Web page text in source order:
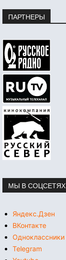
ПАРТНЕРЫ
МЫ В СОЦСЕТЯХ
Яндекс.Дзен
ВКонтакте
Одноклассники
Telegram